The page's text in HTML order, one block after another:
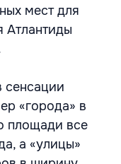
мест для
Атлантиды
сенсации
«города» в
площади все
а «улицы»